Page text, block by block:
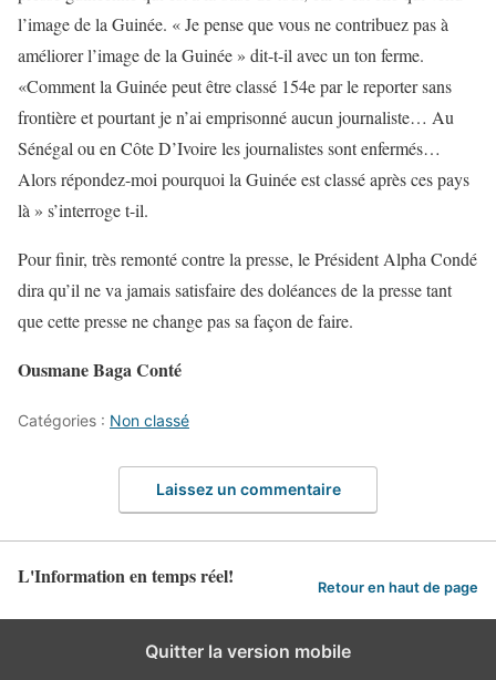
l’image de la Guinée. « Je pense que vous ne contribuez pas à
améliorer l’image de la Guinée » dit-t-il avec un ton ferme.
«Comment la Guinée peut être classé 154e par le reporter sans
frontière et pourtant je n’ai emprisonné aucun journaliste… Au
Sénégal ou en Côte D’Ivoire les journalistes sont enfermés…
Alors répondez-moi pourquoi la Guinée est classé après ces pays
là » s’interroge t-il.
Pour finir, très remonté contre la presse, le Président Alpha Condé
dira qu’il ne va jamais satisfaire des doléances de la presse tant
que cette presse ne change pas sa façon de faire.
Ousmane Baga Conté
Catégories : Non classé
Laissez un commentaire
L'Information en temps réel! Retour en haut de page
Quitter la version mobile